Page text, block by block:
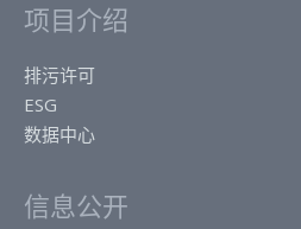
项目介绍
排污许可
ESG
数据中心
信息公开